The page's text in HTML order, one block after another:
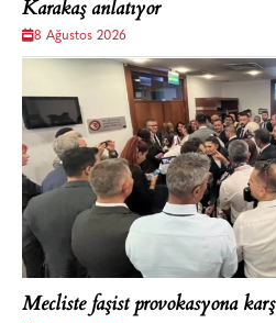
Karakaş anlatıyor
8 Ağustos 2026
Mecliste faşist provokasyona